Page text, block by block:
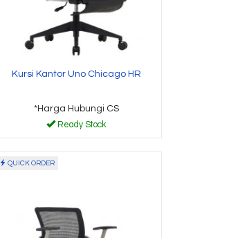
Kursi Kantor Uno Chicago HR
*Harga Hubungi CS
Ready Stock
QUICK ORDER